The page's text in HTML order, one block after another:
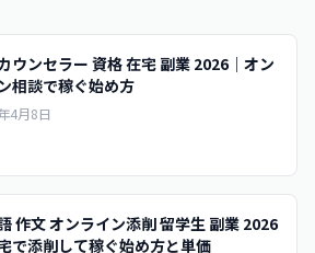
ウンセラー 資格 在宅 副業 2026｜オン
相談で稼ぐ始め方
4月8日
作文 オンライン添削 留学生 副業 2026
で添削して稼ぐ始め方と単価